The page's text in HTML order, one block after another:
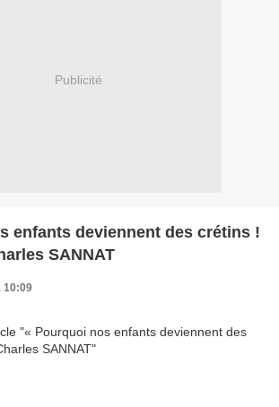
Publicité
enfants deviennent des crétins !
SANNAT
10:09